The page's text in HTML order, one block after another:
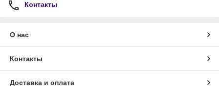
Контакты
О нас
Контакты
Доставка и оплата